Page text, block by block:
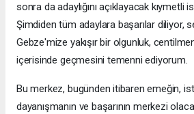
sonra da adaylığını açıklayacak kıymetli
Şimdiden tüm adaylara başarılar diliyor,
Gebze'mize yakışır bir olgunluk,
içerisinde geçmesini temenni ediyorum.
Bu merkez, bugünden itibaren emeğin,
dayanışmanın ve başarının merkezi